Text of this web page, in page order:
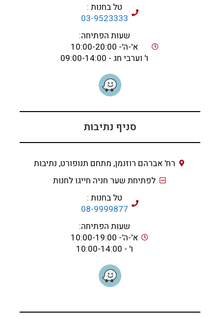
טל בחנות :
03-9523333
שעות הפתיחה:
א'-ה'- 10:00-20:00
ו' וערבי חג - 09:00-14:00
סניף נתיבות
רח' אברהם רוזנמן, מתחם תנופורט, נתיבות
לפתיחת שער חניה חייגו לחנות
טל בחנות :
08-9999877
שעות הפתיחה:
א'-ה'- 10:00-19:00
ו' - 10:00-14:00